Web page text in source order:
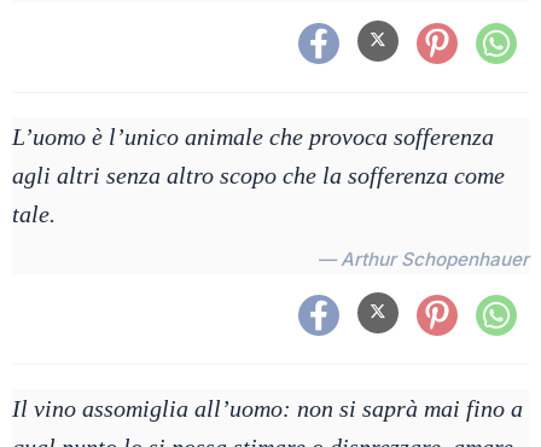
L’uomo è l’unico animale che provoca sofferenza
agli altri senza altro scopo che la sofferenza come
tale.
— Arthur Schopenhauer
Il vino assomiglia all’uomo: non si saprà mai fino a